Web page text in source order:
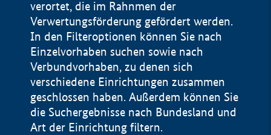
verortet, die im Rahnmen der
Verwertungsförderung gefördert werden.
In den Filteroptionen können Sie nach
Einzelvorhaben suchen sowie nach
Verbundvorhaben, zu denen sich
verschiedene Einrichtungen zusammen
geschlossen haben. Außerdem können Sie
die Suchergebnisse nach Bundesland und
Art der Einrichtung filtern.